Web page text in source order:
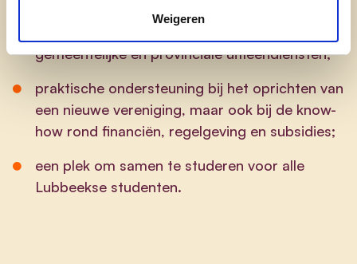
Weigeren
gemeentelijke én provinciale uitleendiensten;
praktische ondersteuning bij het oprichten van
een nieuwe vereniging, maar ook bij de know-
how rond financiën, regelgeving en subsidies;
een plek om samen te studeren voor alle
Lubbeekse studenten.